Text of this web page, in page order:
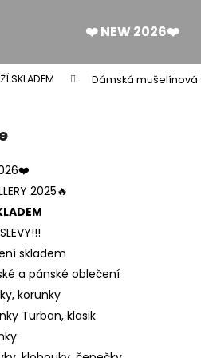
❤️ NEW 2026❤️
SKLADEM Dámská mušelínová
2025🔥
skladem
a pánské oblečení
korunky
Turban, klasik
SILK BLACK